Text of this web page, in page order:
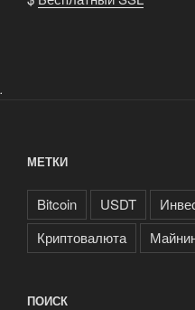
.
МЕТКИ
Bitcoin USDT
Криптовалюта
ПОИСК